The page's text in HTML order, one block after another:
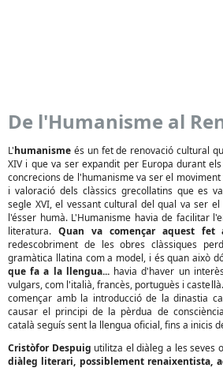
De l'Humanisme al
L'humanisme és un fet de renovació cultural
XIV i que va ser expandit per Europa durant
concrecions de l'humanisme va ser el
i valoració dels clàssics grecollatins que es
segle XVI, el vessant cultural del qual va ser el
l'ésser humà. L'Humanisme havia de facilitar
literatura. Quan va començar aquest fet
redescobriment de les obres clàssiques
gramàtica llatina com a model, i és quan això
que fa a la llengua...havia d'haver un
vulgars, com l'italià, francès, portuguès i castellà.
començar amb la introducció de la dinastia
causar el principi de la pèrdua de
català seguís sent la llengua oficial, fins a inicis
Cristòfor Despuig utilitza el diàleg a les seves
diàleg literari, possiblement renaixentista,